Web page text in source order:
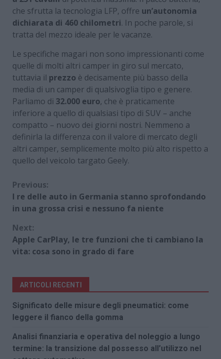
che sfrutta la tecnologia LFP, offre un’autonomia
dichiarata di 460 chilometri. In poche parole, si
tratta del mezzo ideale per le vacanze.
Le specifiche magari non sono impressionanti come
quelle di molti altri camper in giro sul mercato,
tuttavia il prezzo è decisamente più basso della
media di un camper di qualsivoglia tipo e genere.
Parliamo di 32.000 euro, che è praticamente
inferiore a quello di qualsiasi tipo di SUV – anche
compatto – nuovo dei giorni nostri. Nemmeno a
definirla la differenza con il valore di mercato degli
altri camper, semplicemente molto più alto rispetto a
quello del veicolo targato Geely.
Continue
Reading
Previous:
I re delle auto in Germania stanno sprofondando
in una grossa crisi e nessuno fa niente
Next:
Apple CarPlay, le tre funzioni che ti cambiano la
vita: cosa sono in grado di fare
ARTICOLI RECENTI
Significato delle misure degli pneumatici: come
leggere il fianco della gomma
Analisi finanziaria e operativa del noleggio a lungo
termine: la transizione dal possesso all’utilizzo nel